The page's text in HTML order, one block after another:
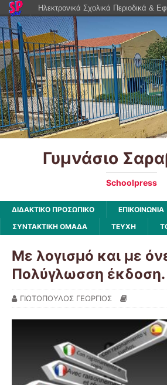
Γυμνάσιο
Schoolpress
ΔΙΔΑΚΤΙΚΟ ΠΡΟΣΩΠΙΚΟ
ΕΠΙΚΟΙΝΩΝΙΑ
ΣΥΝΤΑΚΤΙΚΗ ΟΜΑΔΑ
ΤΕΥΧΗ
Με λογισμό και με
Πολύγλωσση έκδοση.
ΓΙΩΤΟΠΟΥΛΟΣ ΓΕΩΡΓΙΟΣ
Ηλεκτρονικά Σχολικά Περιοδικά &